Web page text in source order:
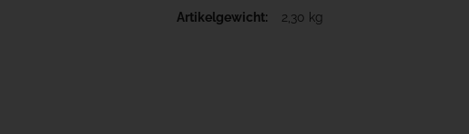
Artikelgewicht:
2,30 kg